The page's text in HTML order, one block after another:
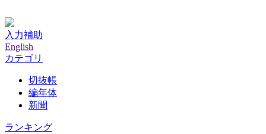
入力補助
English
カテゴリ
切抜帳
編年体
新聞
ランキング